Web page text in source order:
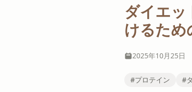
ダイエッ
けるため
2025年10月25日
#プロテイン #